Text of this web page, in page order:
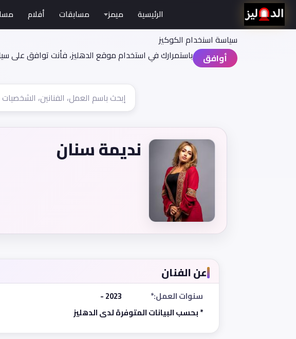
سياسة اسنخدام الكوكيز
أوافق
باستمرارك في استخدام موقع الدهليز، فأنت توافق على
الرئيسية ميمز مسابقات أفلام
نديمة سنان
عن الفنان
سنوات العمل:*
2023 -
* بحسب البيانات المتوفرة لدى الدهليز